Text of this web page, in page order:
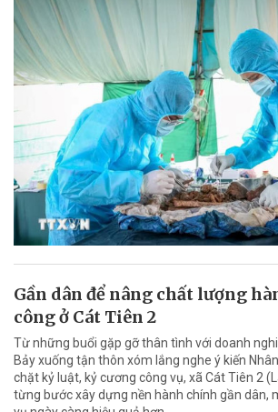
Gần dân để nâng chất lượng
công ở Cát Tiên 2
Từ những buổi gặp gỡ thân tình với doanh
Bảy xuống tận thôn xóm lắng nghe ý kiến
chặt kỷ luật, kỷ cương công vụ, xã Cát Tiên 2
từng bước xây dựng nền hành chính gần dân,